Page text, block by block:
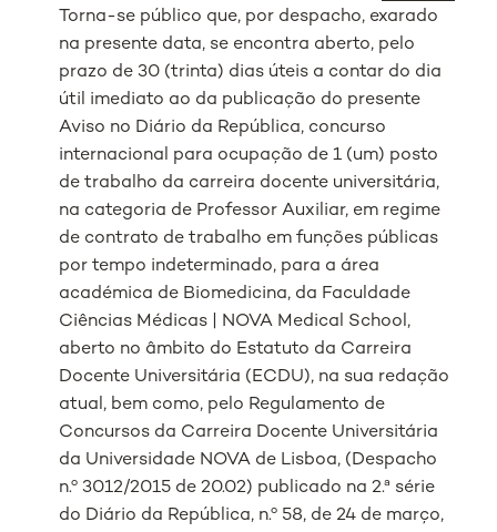
Torna-se público que, por despacho, exarado
na presente data, se encontra aberto, pelo
prazo de 30 (trinta) dias úteis a contar do dia
útil imediato ao da publicação do presente
Aviso no Diário da República, concurso
internacional para ocupação de 1 (um) posto
de trabalho da carreira docente universitária,
na categoria de Professor Auxiliar, em regime
de contrato de trabalho em funções públicas
por tempo indeterminado, para a área
académica de Biomedicina, da Faculdade
Ciências Médicas | NOVA Medical School,
aberto no âmbito do Estatuto da Carreira
Docente Universitária (ECDU), na sua redação
atual, bem como, pelo Regulamento de
Concursos da Carreira Docente Universitária
da Universidade NOVA de Lisboa, (Despacho
n.º 3012/2015 de 20.02) publicado na 2.ª série
do Diário da República, n.º 58, de 24 de março,